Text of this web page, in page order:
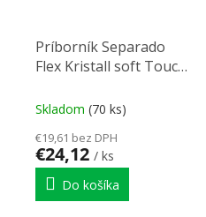
Príborník Separado
Flex Kristall soft Touch
Skladom (70 ks)
€19,61 bez DPH
€24,12 / ks
Do košíka